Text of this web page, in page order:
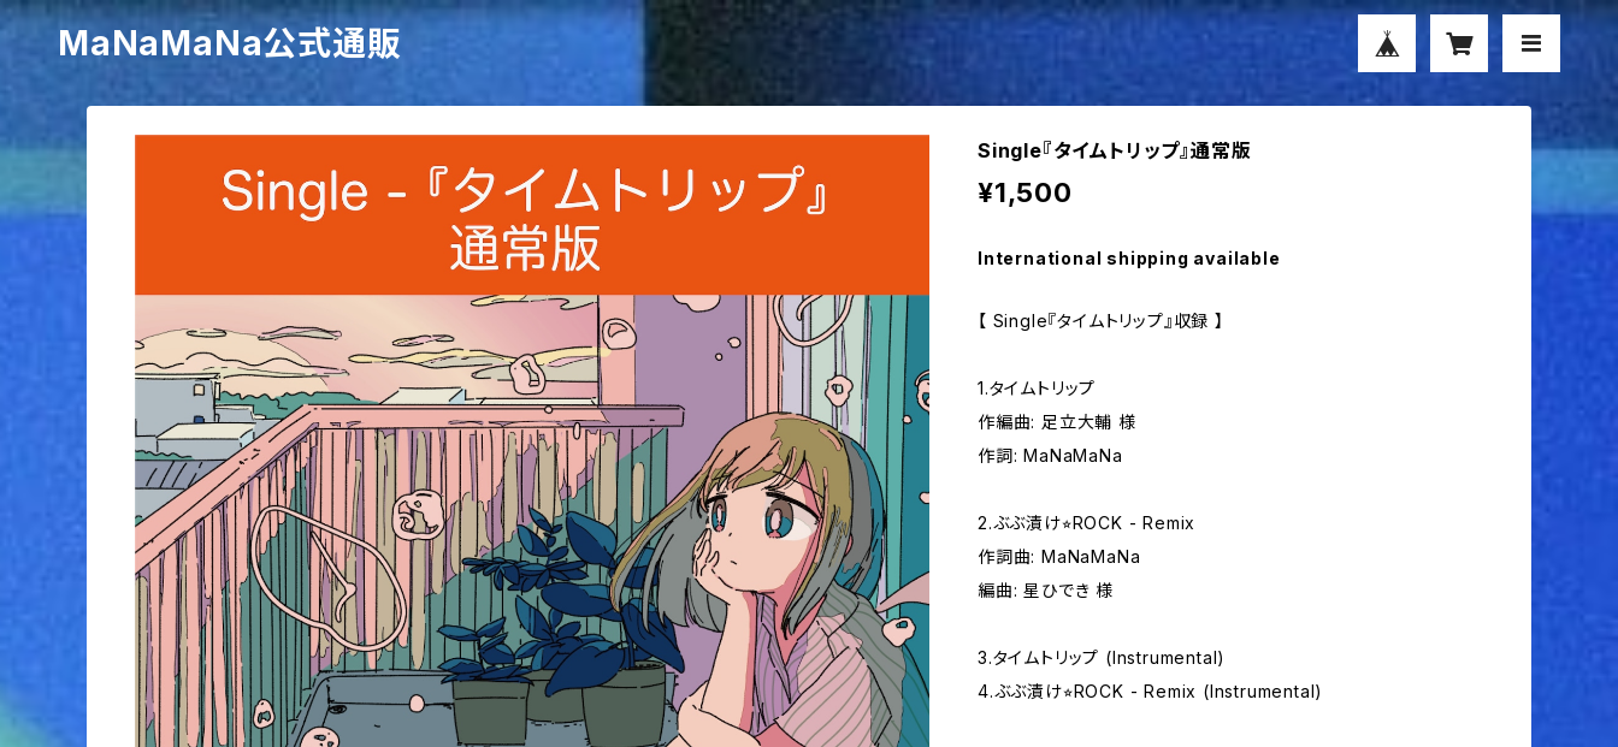
MaNaMaNa公式通販
Single『タイムトリップ』通常版
¥1,500
International shipping available
【 Single『タイムトリップ』収録 】
1.タイムトリップ
作編曲: 足立大輔 様
作詞: MaNaMaNa
2.ぶぶ漬け⭐︎ROCK - Remix
作詞曲: MaNaMaNa
編曲: 星ひでき 様
3.タイムトリップ (Instrumental)
4.ぶぶ漬け⭐︎ROCK - Remix (Instrumental)